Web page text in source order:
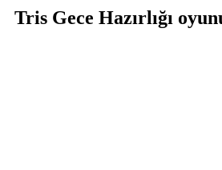
Tris Gece Hazırlığı